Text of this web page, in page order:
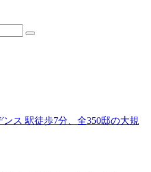
ス 駅徒歩7分、全350邸の大規